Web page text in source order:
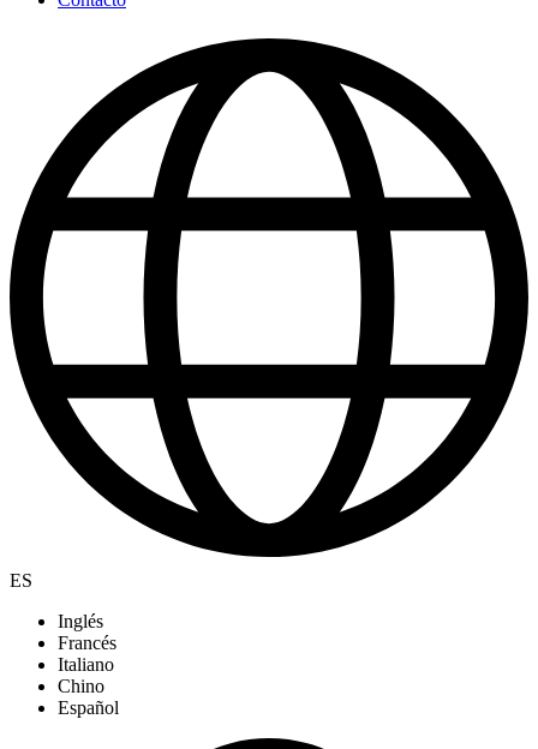
ES
Inglés
Francés
Italiano
Chino
Español